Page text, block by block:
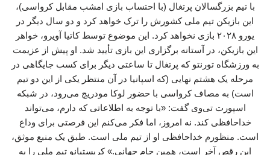
با تیم بزرگسالان پرتغال (با احتساب بازی امشب مقابل کرواسی)،
این بازیکن تیم ملی کشورش را ترک خواهد کرد و دو سال دیگر در
یورو ۲۰۲۸ بازی نخواهد کرد. این موضوع توسط کاتیا آویرو، خواهر
این بازیکن، در آستانه برگزاری این بازی تأیید شد. او پیش از عزیمت
به ورزشگاه تورنتو که پرتغال تا ساعتی دیگر برای کسب جایگاهی در
مرحله یک‌ هشتم نهایی (که اسپانیا در آن منتظر یکی از این دو تیم
است) به مصاف کرواسی با حضور لوکا مودریچ می‌رود، در شبکه
اسپورت تی‌وی گفت: «با توجه به اطلاعاتی که دارم، می‌تواند
خداحافظی کند. نه امروز، اما فکر می‌کنم این فرصتی برای وداع
است. منظورم خداحافظی او از تیم ملی است. طبق یک منبع موثق،
این رقص آخر است، همین جام جهانی.» کریستیانو تیم ملی را به